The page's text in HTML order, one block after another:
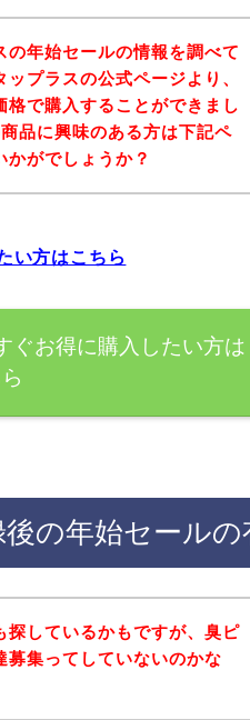
年始セールの情報を調べて
プラスの公式ページより、
で購入することができまし
品に興味のある方は下記ペ
かがでしょうか？
い方はこちら
ぐお得に購入したい方は
の年始セールの
探しているかもですが、臭ピ
募集ってしていないのかな